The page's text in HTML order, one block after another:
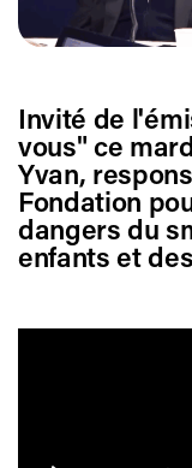
Invité de
vous" ce
Yvan,
Fondation
dangers du
enfants et